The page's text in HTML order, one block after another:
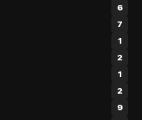
6
7
1
2
1
2
9